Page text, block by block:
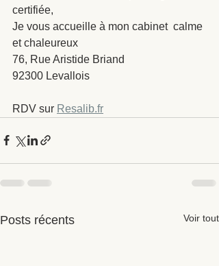
certifiée,
Je vous accueille à mon cabinet  calme
et chaleureux
76, Rue Aristide Briand
92300 Levallois
RDV sur Resalib.fr
Posts récents Voir tout